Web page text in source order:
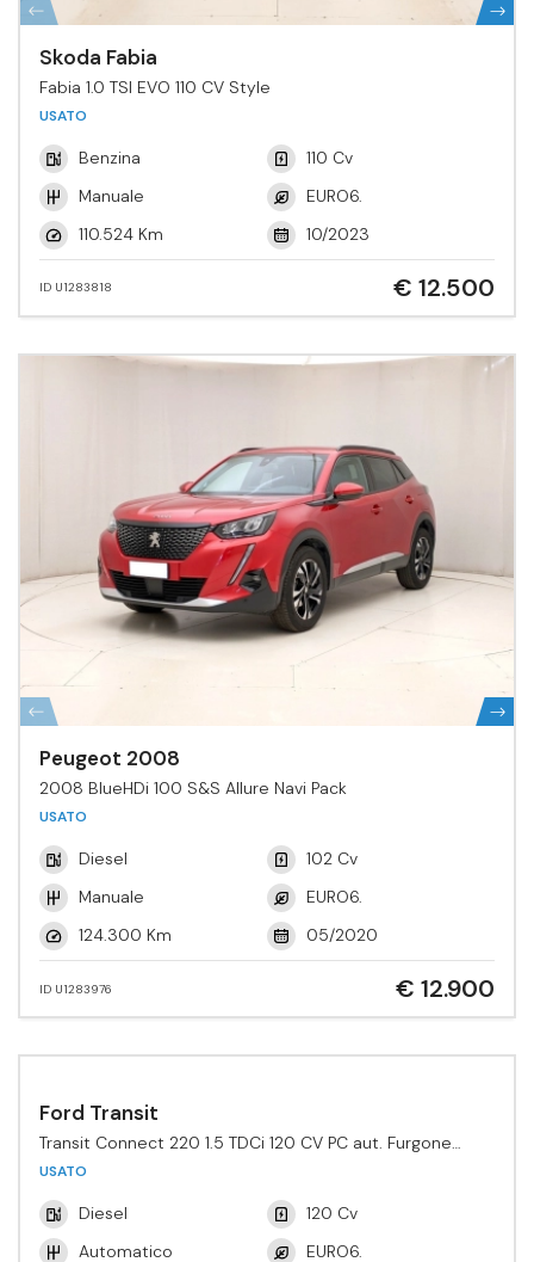
Skoda Fabia
Fabia 1.0 TSI EVO 110 CV Style
USATO
Benzina
110 Cv
Manuale
EURO6.
110.524 Km
10/2023
ID U1283818 € 12.500
Peugeot 2008
2008 BlueHDi 100 S&S Allure Navi Pack
USATO
Diesel
102 Cv
Manuale
EURO6.
124.300 Km
05/2020
ID U1283976 € 12.900
Ford Transit
Transit Connect 220 1.5 TDCi 120 CV PC aut. Furgone
Active
USATO
Diesel
120 Cv
Automatico
EURO6.